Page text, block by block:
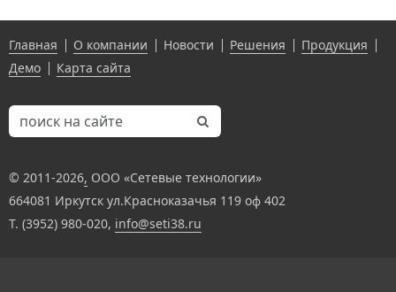
© 2011-2026, ООО «Сетевые технологии»
664081 Иркутск ул.Красноказачья 119 оф 402
Т. (3952) 980-020, info@seti38.ru
Главная О компании Новости Решения
Продукция
Демо
Карта сайта